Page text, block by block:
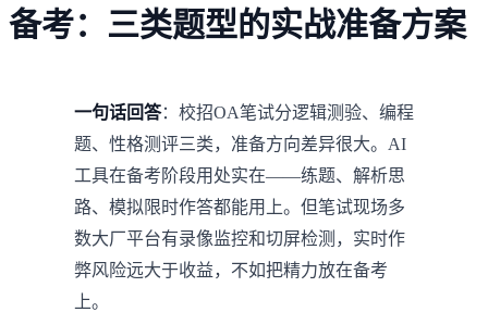
备考：三类题型的实战准备方案
一句话回答：校招OA笔试分逻辑测验、编程
题、性格测评三类，准备方向差异很大。AI
工具在备考阶段用处实在——练题、解析思
路、模拟限时作答都能用上。但笔试现场多
数大厂平台有录像监控和切屏检测，实时作
弊风险远大于收益，不如把精力放在备考
上。